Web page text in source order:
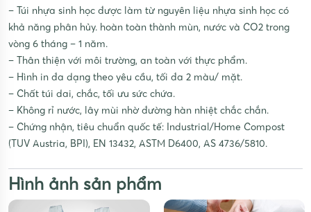
– Túi nhựa sinh học được làm từ nguyên liệu nhựa sinh học có
khả năng phân hủy. hoàn toàn thành mùn, nước và CO2 trong
vòng 6 tháng – 1 năm.
– Thân thiện với môi trường, an toàn với thực phẩm.
– Hình in đa dạng theo yêu cầu, tối đa 2 màu/ mặt.
– Chất túi dai, chắc, tối ưu sức chứa.
– Không rỉ nước, lây mùi nhờ đường hàn nhiệt chắc chắn.
– Chứng nhận, tiêu chuẩn quốc tế: Industrial/Home Compost
(TUV Austria, BPI), EN 13432, ASTM D6400, AS 4736/5810.
Hình ảnh sản phẩm